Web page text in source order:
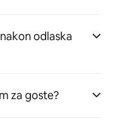
odlaska
za goste?